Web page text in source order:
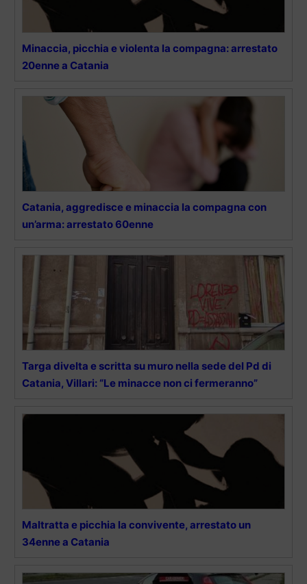
Minaccia, picchia e violenta la compagna: arrestato
20enne a Catania
Catania, aggredisce e minaccia la compagna con
un’arma: arrestato 60enne
Targa divelta e scritta su muro nella sede del Pd di
Catania, Villari: “Le minacce non ci fermeranno”
Maltratta e picchia la convivente, arrestato un
34enne a Catania